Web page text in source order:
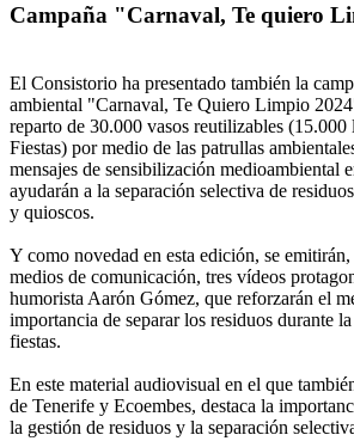
Campaña "Carnaval, Te quiero
El Consistorio ha presentado también la
ambiental "Carnaval, Te Quiero Limpio
reparto de 30.000 vasos reutilizables (15.000
Fiestas) por medio de las patrullas
mensajes de sensibilización medioambiental
ayudarán a la separación selectiva de
y quioscos.
Y como novedad en esta edición, se
medios de comunicación, tres vídeos
humorista Aarón Gómez, que reforzarán el
importancia de separar los residuos durante
fiestas.
En este material audiovisual en el que
de Tenerife y Ecoembes, destaca la
la gestión de residuos y la separación